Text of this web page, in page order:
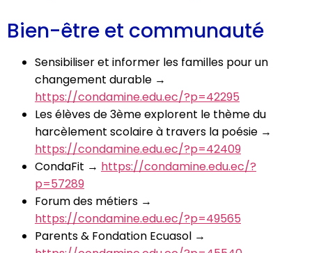
Bien-être et communauté
Sensibiliser et informer les familles pour un
changement durable →
https://condamine.edu.ec/?p=42295
Les élèves de 3ème explorent le thème du
harcèlement scolaire à travers la poésie →
https://condamine.edu.ec/?p=42409
CondaFit → https://condamine.edu.ec/?
p=57289
Forum des métiers →
https://condamine.edu.ec/?p=49565
Parents & Fondation Ecuasol →